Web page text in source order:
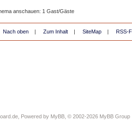
anschauen: 1 Gast/Gäste
Nach oben | Zum Inhalt | SiteMap | RSS-
, Powered by MyBB , © 2002-2026 MyBB Group